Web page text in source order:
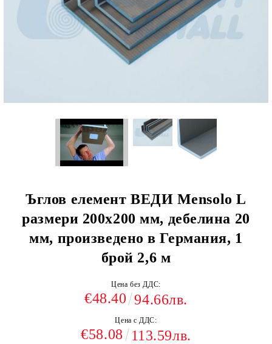
Ъглов елемент ВЕДИ Mensolo L
размери 200х200 мм, дебелина 20
мм, произведено в Германия, 1
брой 2,6 м
Цена без ДДС:
€48.40 94.66лв.
Цена с ДДС:
€58.08 113.59лв.